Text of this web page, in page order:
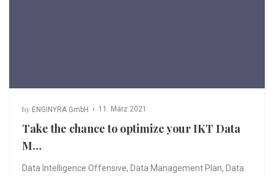
by ENGINYRA GmbH 11. März 2021
Take the chance to optimize your IKT Data
M…
Data Intelligence Offensive, Data Management Plan, Data